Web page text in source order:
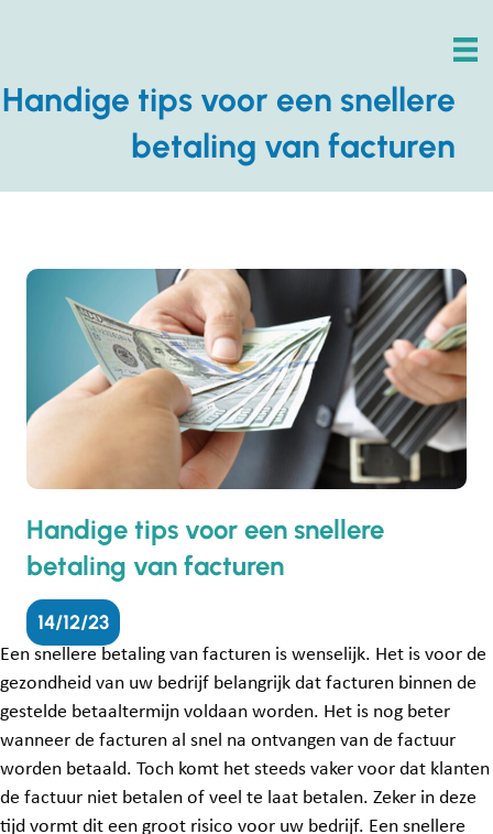
Handige tips voor een snellere
betaling van facturen
Handige tips voor een snellere
betaling van facturen
14/12/23
Een snellere betaling van facturen is wenselijk. Het is voor de
gezondheid van uw bedrijf belangrijk dat facturen binnen de
gestelde betaaltermijn voldaan worden. Het is nog beter
wanneer de facturen al snel na ontvangen van de factuur
worden betaald. Toch komt het steeds vaker voor dat klanten
de factuur niet betalen of veel te laat betalen. Zeker in deze
tijd vormt dit een groot risico voor uw bedrijf. Een snellere